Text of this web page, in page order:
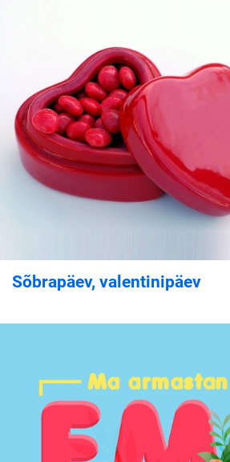
Sõbrapäev, valentinipäev